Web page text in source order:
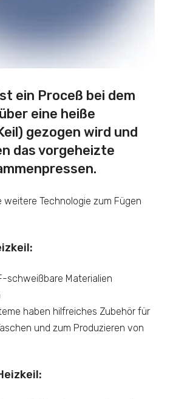
ein Proceß bei dem
eine heiße
gezogen wird und
das vorgeheizte
weitere Technologie zum Fügen
schweißbare Materialien
haben hilfreiches Zubehör für
und zum Produzieren von